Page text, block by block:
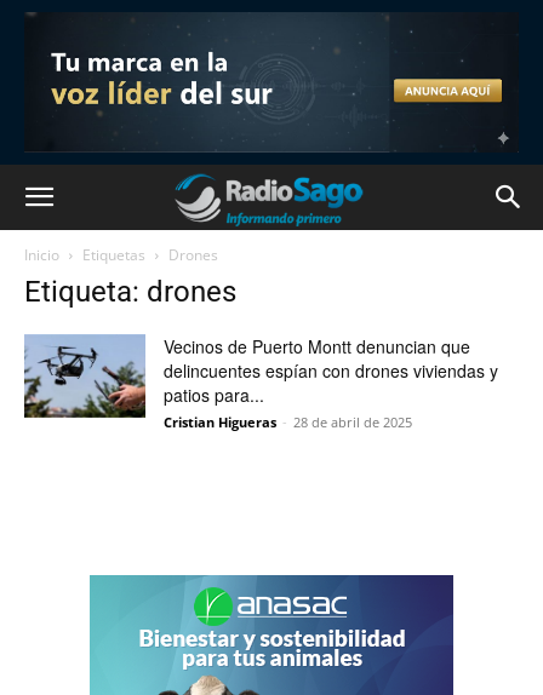
Inicio Etiquetas Drones
Etiqueta: drones
Vecinos de Puerto Montt denuncian que
delincuentes espían con drones viviendas y
patios para...
Cristian Higueras - 28 de abril de 2025